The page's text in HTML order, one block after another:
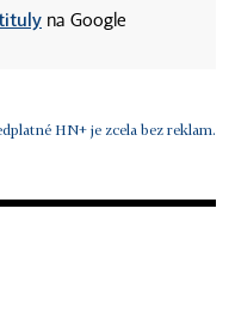
na Google
HN+ je zcela bez reklam.